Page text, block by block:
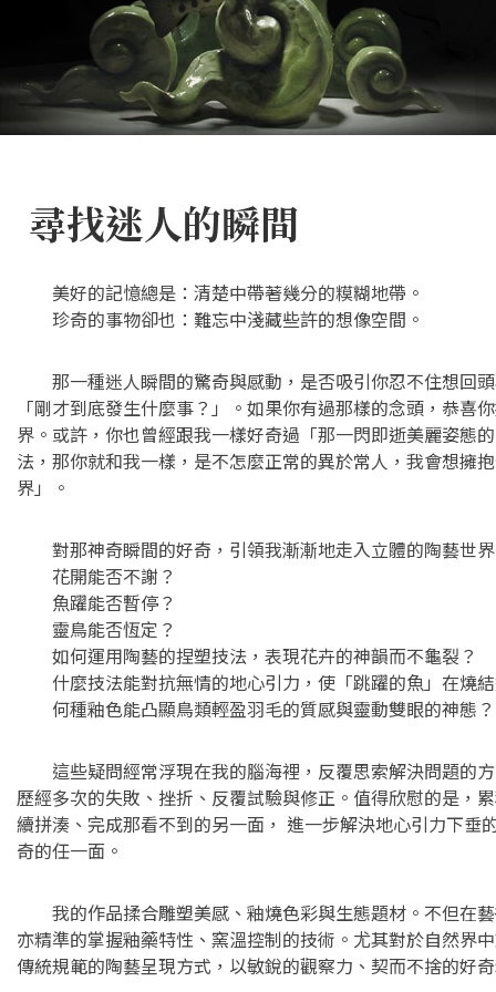
尋找迷人的瞬間
美好的記憶總是：清楚中帶著幾分的糢糊地帶。
珍奇的事物卻也：難忘中淺藏些許的想像空間。
那一種迷人瞬間的驚奇與感動，是否吸引你忍不住想回
「剛才到底發生什麼事？」。如果你有過那樣的念頭，恭喜
界。或許，你也曾經跟我一樣好奇過「那一閃即逝美麗姿態
法，那你就和我一樣，是不怎麼正常的異於常人，我會想擁
界」。
對那神奇瞬間的好奇，引領我漸漸地走入立體的陶藝世
花開能否不謝？
魚躍能否暫停？
靈鳥能否恆定？
如何運用陶藝的捏塑技法，表現花卉的神韻而不龜裂？
什麼技法能對抗無情的地心引力，使「跳躍的魚」在燒
何種釉色能凸顯鳥類輕盈羽毛的質感與靈動雙眼的神態？
這些疑問經常浮現在我的腦海裡，反覆思索解決問題的
歷經多次的失敗、挫折、反覆試驗與修正。值得欣慰的是，
續拼湊、完成那看不到的另一面， 進一步解決地心引力下垂
奇的任一面。
我的作品揉合雕塑美感、釉燒色彩與生態題材。不但在
亦精準的掌握釉藥特性、窯溫控制的技術。尤其對於自然界
傳統規範的陶藝呈現方式，以敏銳的觀察力、契而不捨的好